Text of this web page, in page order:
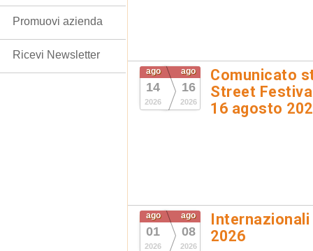
ago
14
2026
ago
16
2026
Comunicato
Street
16 agosto
ago
01
2026
ago
08
2026
Internazionali
2026
Promuovi azienda
Ricevi Newsletter